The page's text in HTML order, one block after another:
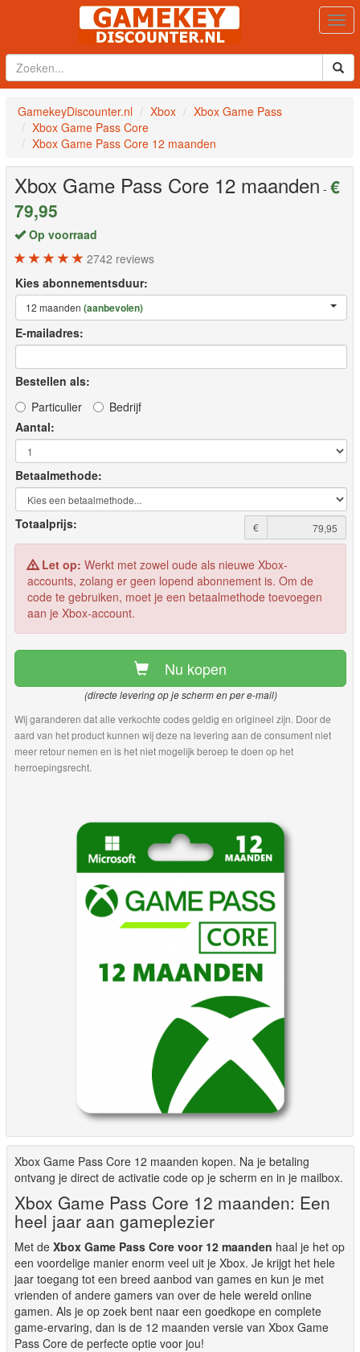
GamekeyDiscounter.nl Xbox
Xbox Game Pass
Xbox Game Pass Core
Xbox Game Pass Core 12 maanden
Xbox Game Pass Core 12 maanden - €
79,95
Op voorraad
2742 reviews
Kies abonnementsduur:
12 maanden (aanbevolen)
E-mailadres:
Bestellen als:
Particulier
Bedrijf
Aantal:
Betaalmethode:
Totaalprijs: €
Let op: Werkt met zowel oude als nieuwe Xbox-
accounts, zolang er geen lopend abonnement is. Om de
code te gebruiken, moet je een betaalmethode toevoegen
aan je Xbox-account.
Nu kopen
(directe levering op je scherm en per e-mail)
Wij garanderen dat alle verkochte codes geldig en origineel zijn. Door de
aard van het product kunnen wij deze na levering aan de consument niet
meer retour nemen en is het niet mogelijk beroep te doen op het
herroepingsrecht.
Xbox Game Pass Core 12 maanden kopen. Na je betaling
ontvang je direct de activatie code op je scherm en in je mailbox.
Xbox Game Pass Core 12 maanden: Een
heel jaar aan gameplezier
Met de Xbox Game Pass Core voor 12 maanden haal je het op
een voordelige manier enorm veel uit je Xbox. Je krijgt het hele
jaar toegang tot een breed aanbod van games en kun je met
vrienden of andere gamers van over de hele wereld online
gamen. Als je op zoek bent naar een goedkope en complete
game-ervaring, dan is de 12 maanden versie van Xbox Game
Pass Core de perfecte optie voor jou!